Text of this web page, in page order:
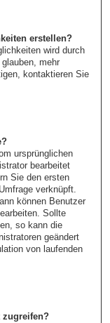
erstellen?
wird durch
mehr
kontaktieren Sie
ursprünglichen
bearbeitet
Sie den ersten
verknüpft.
können Benutzer
Sollte
so kann die
geändert
von laufenden
zugreifen?